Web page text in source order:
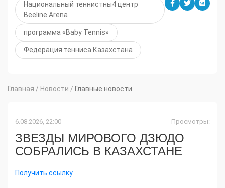
Национальный теннистны4 центр
Beeline Arena
программа «Baby Tennis»
Федерация тенниса Казахстана
Главная / Новости / Главные новости
6.08.2026, 22:00 Просмотры:
ЗВЕЗДЫ МИРОВОГО ДЗЮДО
СОБРАЛИСЬ В КАЗАХСТАНЕ
Получить ссылку